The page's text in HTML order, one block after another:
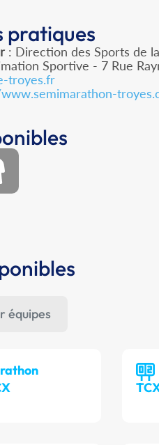
pratiques
: Direction des Sports de
Sportive - 7 Rue
troyes.fr
équipes